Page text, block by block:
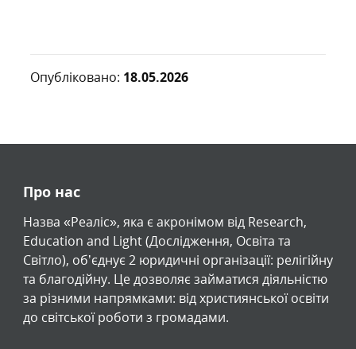
Опубліковано: 18.05.2026
Про нас
Назва «Реаліс», яка є акронімом від Research,
Education and Light (Дослідження, Освіта та
Світло), обʼєднує 2 юридичні організації: релігійну
та благодійну. Це дозволяє займатися діяльністю
за різними напрямками: від християнської освіти
до світської роботи з громадами.